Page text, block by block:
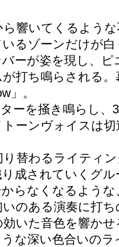
ら響いてくるよう
るゾーンだけが
ーが姿を現し、ピ
が打ち鳴らされる
」。
ーを掻き鳴らし、
ーンヴォイスは
替わるライティ
成されていくグル
らなくなるよう
のある演奏に打
いた音色を響かせ
な深い色合いの